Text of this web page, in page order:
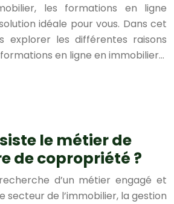
les formations en ligne
idéale pour vous. Dans cet
explorer les différentes raisons
en ligne en immobilier…
le métier de
de copropriété ?
d’un métier engagé et
secteur de l’immobilier, la gestion